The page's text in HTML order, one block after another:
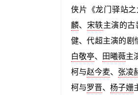
侠片《龙门驿站
麟、 宋轶主演的
健、代超主演的剧
白敬亭、 田曦薇主
柯与赵今麦、 张凌
柯与罗晋、杨子姗